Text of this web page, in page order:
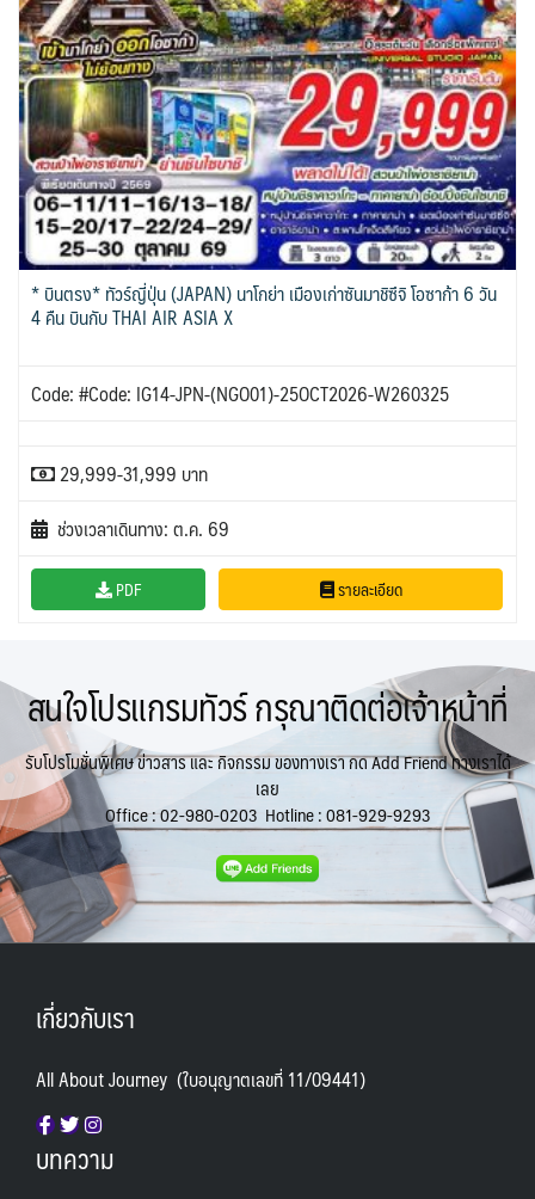
* บินตรง* ทัวร์ญี่ปุ่น (JAPAN) นาโกย่า เมืองเก่าซันมาชิซึจิ โอซาก้า 6 วัน
4 คืน บินกับ THAI AIR ASIA X
Code: #Code: IG14-JPN-(NGO01)-25OCT2026-W260325
29,999-31,999 บาท
ช่วงเวลาเดินทาง: ต.ค. 69
PDF รายละเอียด
สนใจโปรแกรมทัวร์ กรุณาติดต่อเจ้าหน้าที่
รับโปรโมชั่นพิเศษ ข่าวสาร และ กิจกรรม ของทางเรา กด Add Friend ทางเราได้
เลย
Office :02-980-0203 Hotline :081-929-9293
เกี่ยวกับเรา
All About Journey (ใบอนุญาตเลขที่ 11/09441)
บทความ